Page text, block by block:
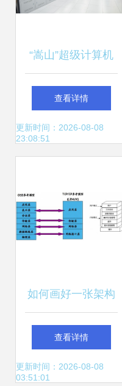
“嵩山”超级计算机
助力长江三峡集团
海上光伏发电项目
查看详情
更新时间：2026-08-08
23:08:51
如何画好一张架构
图 阿里技术专家的
经验分享
查看详情
更新时间：2026-08-08
03:51:01